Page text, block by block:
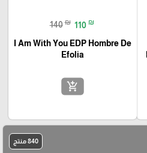
140 ₪ 110 ₪
I Am With You EDP Hombre De
Efolia
add_shopping_cart
840 منتج